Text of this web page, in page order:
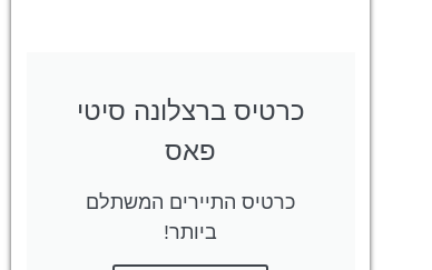
כרטיס ברצלונה סיטי
פאס
כרטיס התיירים המשתלם
ביותר!